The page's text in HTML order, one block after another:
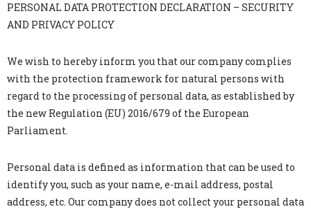
PERSONAL DATA PROTECTION DECLARATION – SECURITY
AND PRIVACY POLICY
We wish to hereby inform you that our company complies
with the protection framework for natural persons with
regard to the processing of personal data, as established by
the new Regulation (EU) 2016/679 of the European
Parliament.
Personal data is defined as information that can be used to
identify you, such as your name, e-mail address, postal
address, etc. Our company does not collect your personal data